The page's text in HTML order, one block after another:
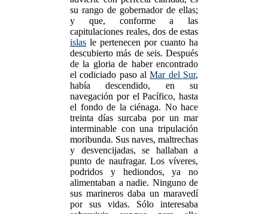
su rango de gobernador de ellas;
y que, conforme a las
capitulaciones reales, dos de estas
islas le pertenecen por cuanto ha
descubierto más de seis. Después
de la gloria de haber encontrado
el codiciado paso alMar del Sur,
había descendido, en su
navegación por el Pacífico, hasta
el fondo de la ciénaga. No hace
treinta días surcaba por un mar
interminable con una tripulación
moribunda. Sus naves, maltrechas
y desvencijadas, se hallaban a
punto de naufragar. Los víveres,
podridos y hediondos, ya no
alimentaban a nadie. Ninguno de
sus marineros daba un maravedí
por sus vidas. Sólo interesaba